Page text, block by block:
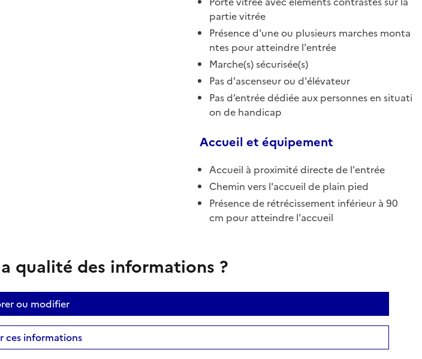
partie vitrée
Présence d'une ou plusieurs marches monta
ntes pour atteindre l'entrée
Marche(s) sécurisée(s)
Pas d'ascenseur ou d'élévateur
Pas d’entrée dédiée aux personnes en situati
on de handicap
Accueil et équipement
Accueil à proximité directe de l'entrée
Chemin vers l'accueil de plain pied
Présence de rétrécissement inférieur à 90
cm pour atteindre l'accueil
qualité des informations ?
ou modifier
ces informations